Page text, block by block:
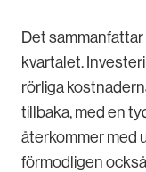
Det
kvartalet.
rörliga
tillbaka, med en
återkommer med
förmodligen